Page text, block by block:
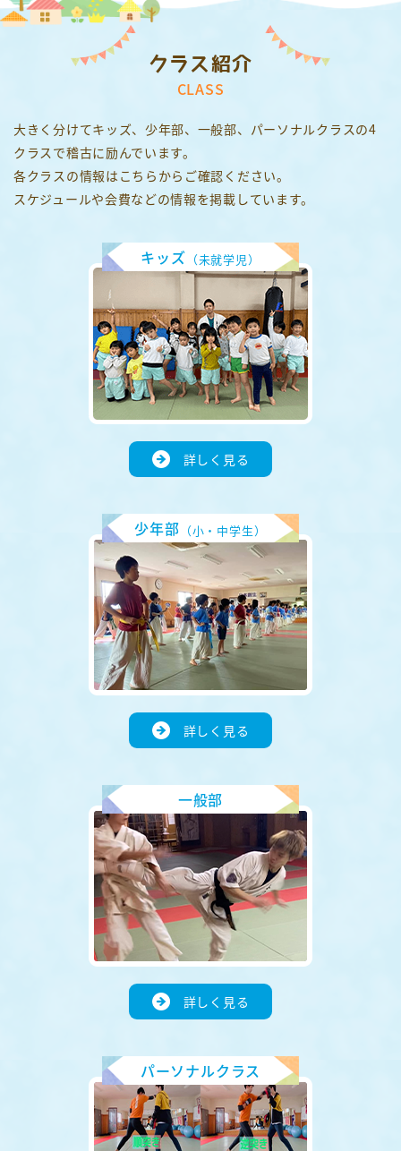
クラス紹介
CLASS
大きく分けてキッズ、少年部、一般部、パーソナルクラスの4
クラスで稽古に励んでいます。
各クラスの情報はこちらからご確認ください。
スケジュールや会費などの情報を掲載しています。
キッズ （未就学児）
詳しく見る
少年部 （小・中学生）
詳しく見る
一般部
詳しく見る
パーソナルクラス